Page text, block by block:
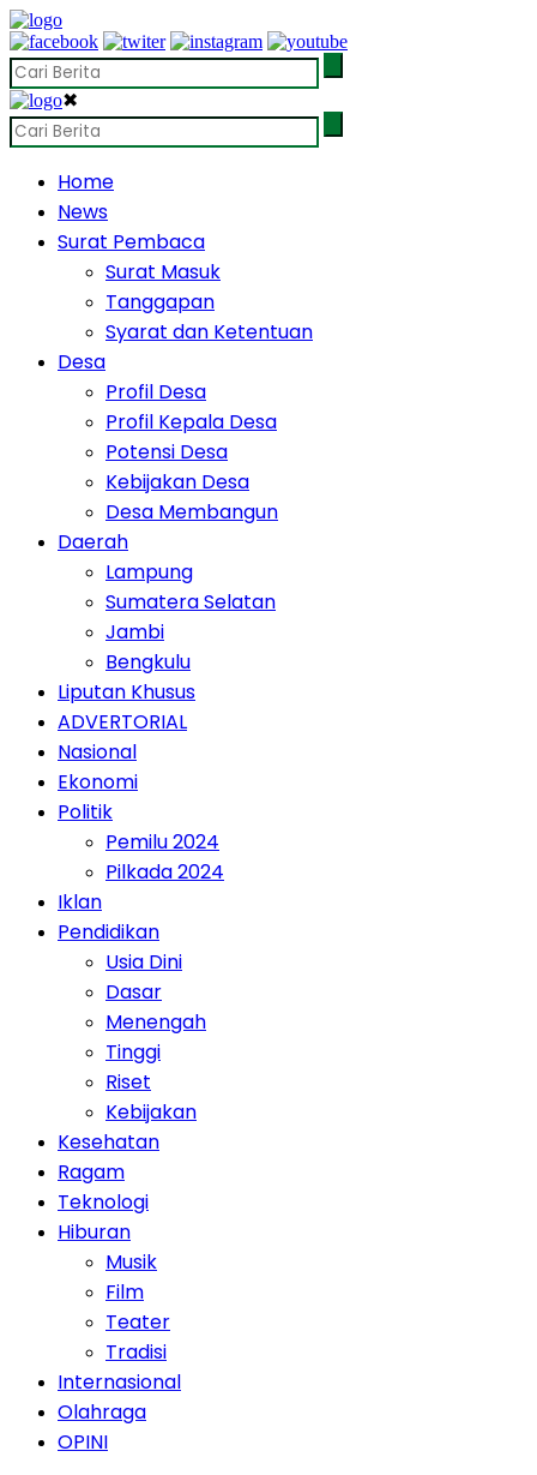
✖
Home
News
Surat Pembaca
Surat Masuk
Tanggapan
Syarat dan Ketentuan
Desa
Profil Desa
Profil Kepala Desa
Potensi Desa
Kebijakan Desa
Desa Membangun
Daerah
Lampung
Sumatera Selatan
Jambi
Bengkulu
Liputan Khusus
ADVERTORIAL
Nasional
Ekonomi
Politik
Pemilu 2024
Pilkada 2024
Iklan
Pendidikan
Usia Dini
Dasar
Menengah
Tinggi
Riset
Kebijakan
Kesehatan
Ragam
Teknologi
Hiburan
Musik
Film
Teater
Tradisi
Internasional
Olahraga
OPINI